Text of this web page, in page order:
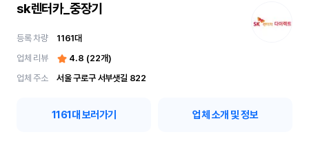
sk렌터카_중장기
등록 차량 1161대
업체 리뷰
4.8 (22개)
업체 주소
서울 구로구 서부샛길 822
1161대 보러가기 업체 소개 및 정보